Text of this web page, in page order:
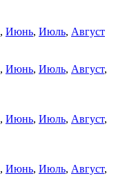
, Июнь, Июль, Август
, Июнь, Июль, Август,
, Июнь, Июль, Август,
, Июнь, Июль, Август,